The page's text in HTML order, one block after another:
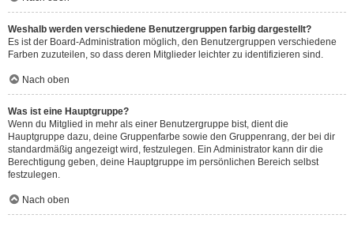
Weshalb werden verschiedene Benutzergruppen farbig dargestellt?
Es ist der Board-Administration möglich, den Benutzergruppen verschiedene
Farben zuzuteilen, so dass deren Mitglieder leichter zu identifizieren sind.
Nach oben
Was ist eine Hauptgruppe?
Wenn du Mitglied in mehr als einer Benutzergruppe bist, dient die
Hauptgruppe dazu, deine Gruppenfarbe sowie den Gruppenrang, der bei dir
standardmäßig angezeigt wird, festzulegen. Ein Administrator kann dir die
Berechtigung geben, deine Hauptgruppe im persönlichen Bereich selbst
festzulegen.
Nach oben